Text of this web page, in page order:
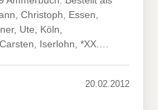
Christoph, Essen,
Ute, Köln,
Iserlohn, *XX.…
20.02.2012